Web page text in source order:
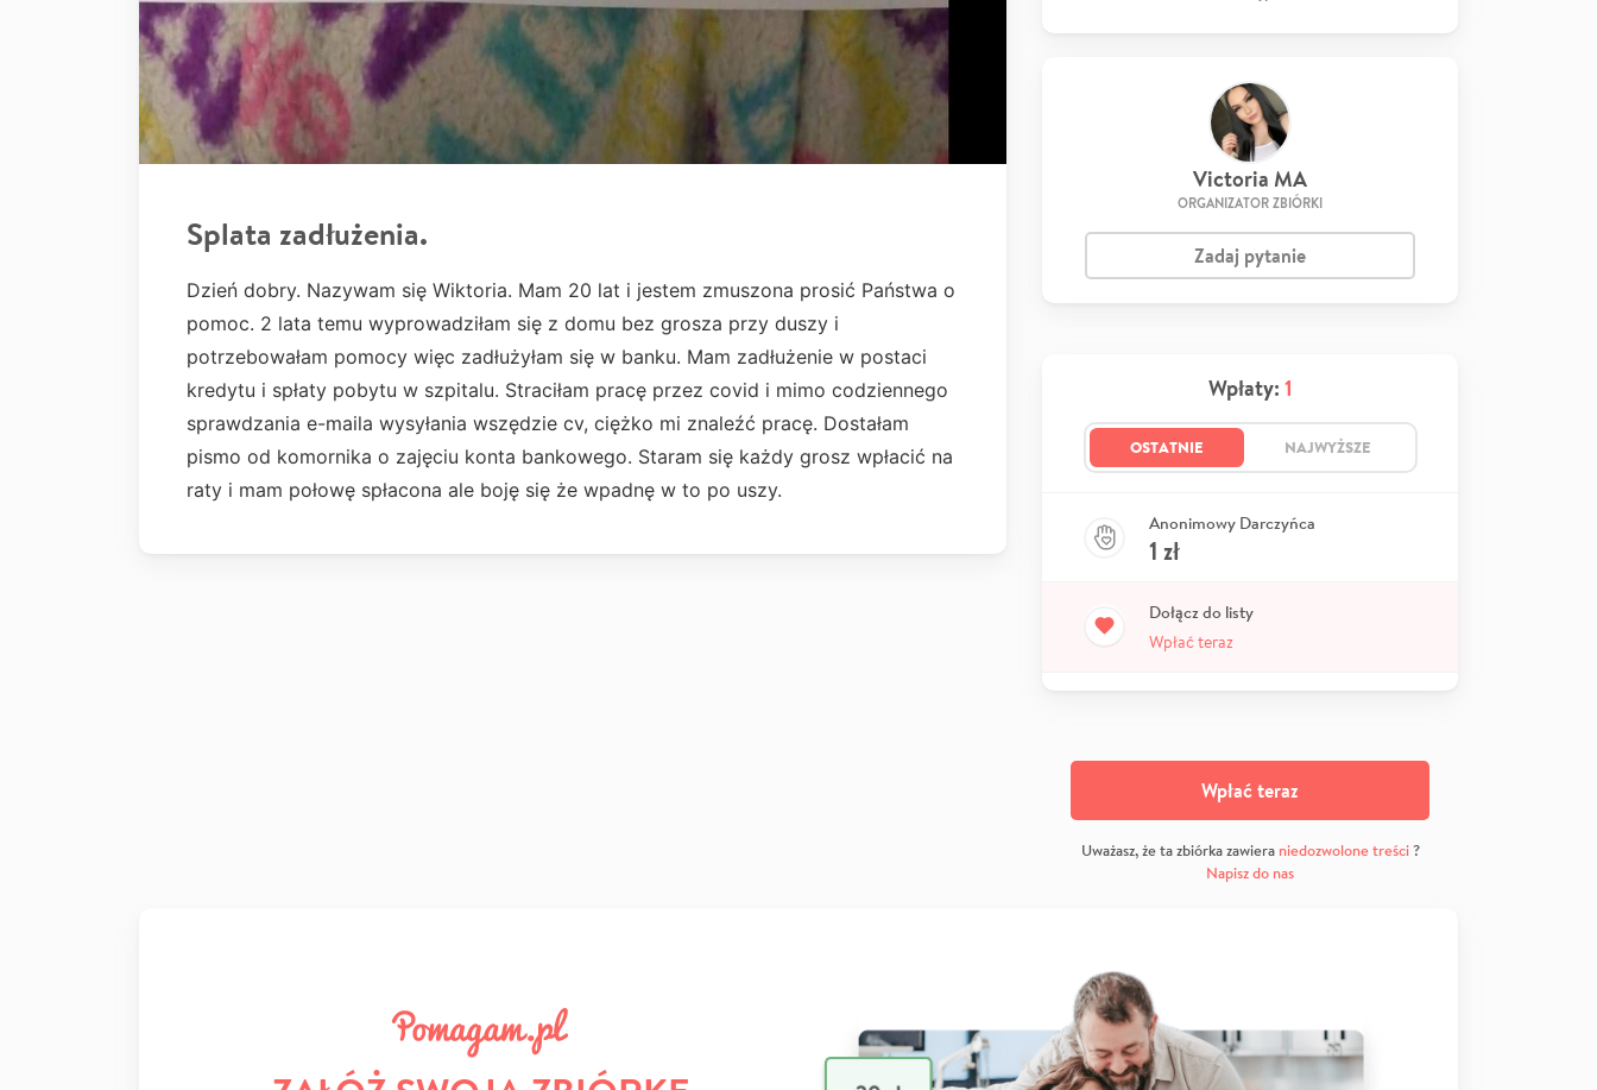
Splata zadłużenia.
Dzień dobry. Nazywam się Wiktoria. Mam 20 lat i jestem zmuszona prosić Państwa o
pomoc. 2 lata temu wyprowadziłam się z domu bez grosza przy duszy i
potrzebowałam pomocy więc zadłużyłam się w banku. Mam zadłużenie w postaci
kredytu i spłaty pobytu w szpitalu. Straciłam pracę przez covid i mimo codziennego
sprawdzania e-maila wysyłania wszędzie cv, ciężko mi znaleźć pracę. Dostałam
pismo od komornika o zajęciu konta bankowego. Staram się każdy grosz wpłacić na
raty i mam połowę spłacona ale boję się że wpadnę w to po uszy.
Victoria MA
ORGANIZATOR ZBIÓRKI
Zadaj pytanie
Wpłaty: 1
OSTATNIE NAJWYŻSZE
Anonimowy Darczyńca
1 zł
Dołącz do listy
Wpłać teraz
Wpłać teraz
Uważasz, że ta zbiórka zawiera niedozwolone treści?
Napisz do nas